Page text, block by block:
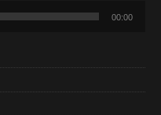
00:00